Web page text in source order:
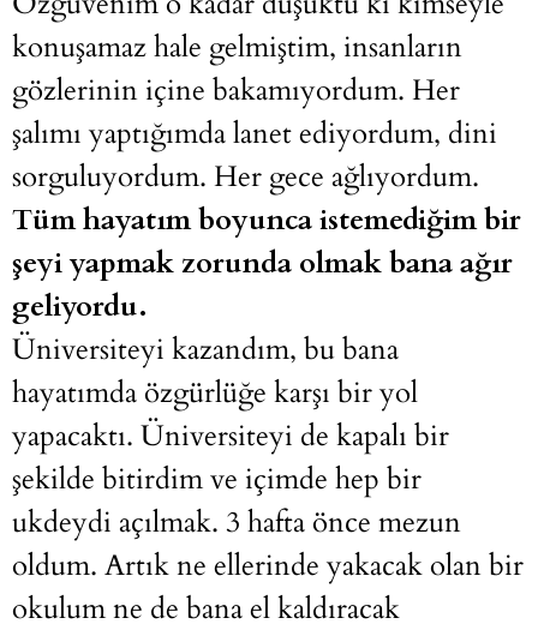
konuşamaz hale gelmiştim, insanların
gözlerinin içine bakamıyordum. Her
şalımı yaptığımda lanet ediyordum, dini
sorguluyordum. Her gece ağlıyordum.
Tüm hayatım boyunca istemediğim bir
şeyi yapmak zorunda olmak bana ağır
geliyordu.
Üniversiteyi kazandım, bu bana
hayatımda özgürlüğe karşı bir yol
yapacaktı. Üniversiteyi de kapalı bir
şekilde bitirdim ve içimde hep bir
ukdeydi açılmak. 3 hafta önce mezun
oldum. Artık ne ellerinde yakacak olan bir
okulum ne de bana el kaldıracak